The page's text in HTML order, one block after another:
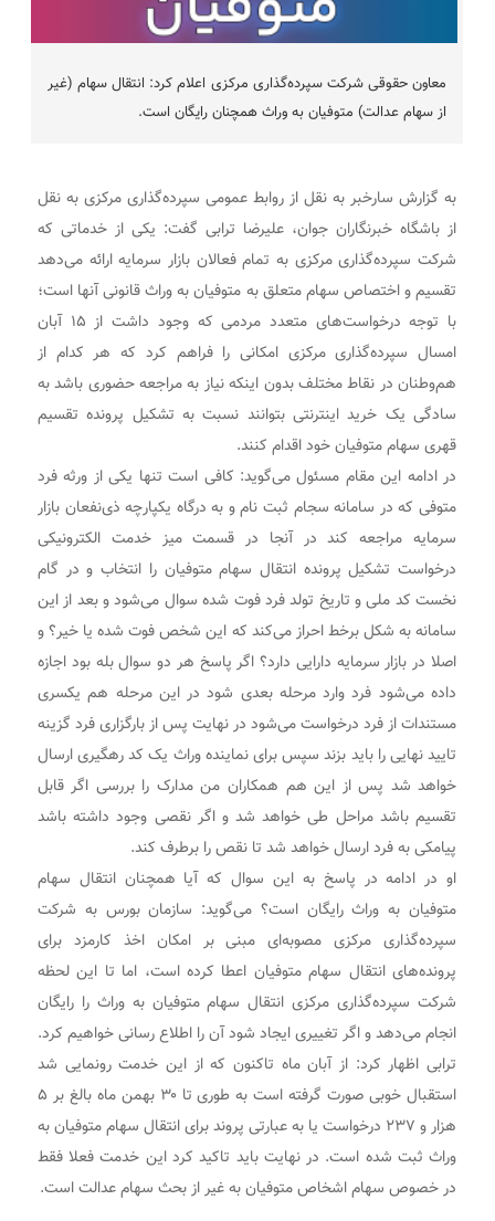
معاون حقوقی شرکت سپرده‌گذاری مرکزی اعلام کرد: انتقال سهام (غیر
از سهام عدالت) متوفیان به وراث همچنان رایگان است.
به گزارش سارخبر به نقل از روابط عمومی سپرده‌گذاری مرکزی به نقل
از باشگاه خبرنگاران جوان، علیرضا ترابی گفت: یکی از خدماتی که
شرکت سپرده‌گذاری مرکزی به تمام فعالان بازار سرمایه ارائه می‌دهد
تقسیم و اختصاص سهام متعلق به متوفیان به وراث قانونی آنها است؛
با توجه درخواست‌های متعدد مردمی که وجود داشت از ۱۵ آبان
امسال سپرده‌گذاری مرکزی امکانی را فراهم کرد که هر کدام از
هم‌وطنان در نقاط مختلف بدون اینکه نیاز به مراجعه حضوری باشد به
سادگی یک خرید اینترنتی بتوانند نسبت به تشکیل پرونده تقسیم
قهری سهام متوفیان خود اقدام کنند.
در ادامه این مقام مسئول می‌گوید: کافی است تنها یکی از ورثه فرد
متوفی که در سامانه سجام ثبت نام و به درگاه یکپارچه ذی‌نفعان بازار
سرمایه مراجعه کند در آنجا در قسمت میز خدمت الکترونیکی
درخواست تشکیل پرونده انتقال سهام متوفیان را انتخاب و در گام
نخست کد ملی و تاریخ تولد فرد فوت شده سوال می‌شود و بعد از این
سامانه به شکل برخط احراز می‌کند که این شخص فوت شده یا خیر؟ و
اصلا در بازار سرمایه دارایی دارد؟ اگر پاسخ هر دو سوال بله بود اجازه
داده می‌شود فرد وارد مرحله بعدی شود در این مرحله هم یکسری
مستندات از فرد درخواست می‌شود در نهایت پس از بارگزاری فرد گزینه
تایید نهایی را باید بزند سپس برای نماینده وراث یک کد رهگیری ارسال
خواهد شد پس از این هم همکاران من مدارک را بررسی اگر قابل
تقسیم باشد مراحل طی خواهد شد و اگر نقصی وجود داشته باشد
پیامکی به فرد ارسال خواهد شد تا نقص را برطرف کند.
او در ادامه در پاسخ به این سوال که آیا همچنان انتقال سهام
متوفیان به وراث رایگان است؟ می‌گوید: سازمان بورس به شرکت
سپرده‌گذاری مرکزی مصوبه‌ای مبنی بر امکان اخذ کارمزد برای
پرونده‌های انتقال سهام متوفیان اعطا کرده است، اما تا این لحظه
شرکت سپرده‌گذاری مرکزی انتقال سهام متوفیان به وراث را رایگان
انجام می‌دهد و اگر تغییری ایجاد شود آن را اطلاع رسانی خواهیم کرد.
ترابی اظهار کرد: از آبان ماه تاکنون که از این خدمت رونمایی شد
استقبال خوبی صورت گرفته است به طوری تا ۳۰ بهمن ماه بالغ بر ۵
هزار و ۲۳۷ درخواست یا به عبارتی پروند برای انتقال سهام متوفیان به
وراث ثبت شده است. در نهایت باید تاکید کرد این خدمت فعلا فقط
در خصوص سهام اشخاص متوفیان به غیر از بحث سهام عدالت است.